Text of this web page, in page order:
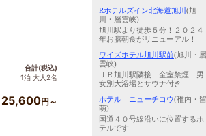
合計(税込)
1泊 大人2名
25,600円～
Rホテルズイン北海道旭川 (旭
川・層雲峡)
旭川駅より徒歩５分！２０２４
年お膳朝食がリニューアル！
ワイズホテル旭川駅前(旭川・層
雲峡)
ＪＲ旭川駅隣接 全室禁煙 男
女別大浴場とサウナ付き
ホテル ニューチコウ(稚内・留
萌)
国道４０号線沿いに位置するホ
テルです